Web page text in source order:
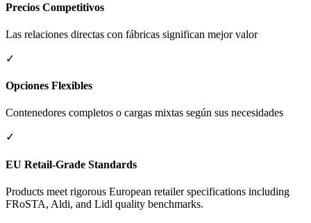
Precios Competitivos
Las relaciones directas con fábricas significan mejor valor
✓
Opciones Flexibles
Contenedores completos o cargas mixtas según sus necesidades
✓
EU Retail-Grade Standards
Products meet rigorous European retailer specifications including
FRoSTA, Aldi, and Lidl quality benchmarks.